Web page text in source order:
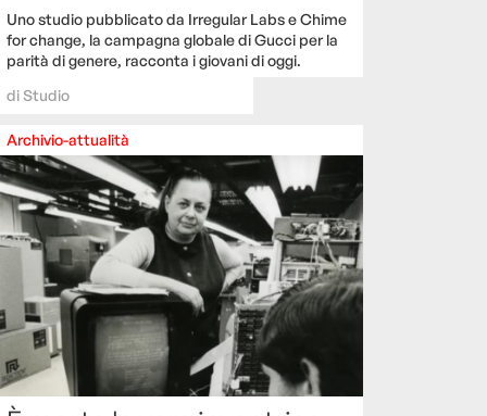
Uno studio pubblicato da Irregular Labs e Chime
for change, la campagna globale di Gucci per la
parità di genere, racconta i giovani di oggi.
diStudio
Archivio-attualità